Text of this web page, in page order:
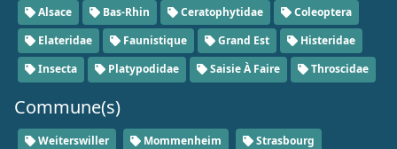
Alsace Bas-Rhin Ceratophytidae
Coleoptera
Elateridae
Faunistique Grand Est
Histeridae
Insecta
Platypodidae Saisie À Faire Throscidae
Commune(s)
Weiterswiller Mommenheim Strasbourg